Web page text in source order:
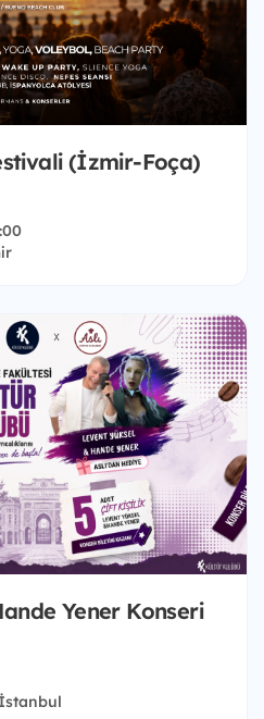
(İzmir-Foça)
Yener Konseri